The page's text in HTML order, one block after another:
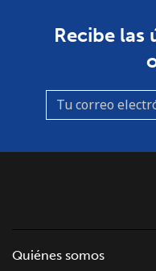
Recibe las
Quiénes somos